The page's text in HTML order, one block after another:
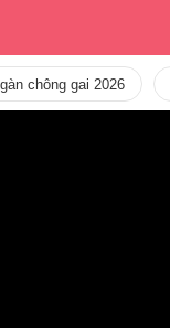
chông gai 2026